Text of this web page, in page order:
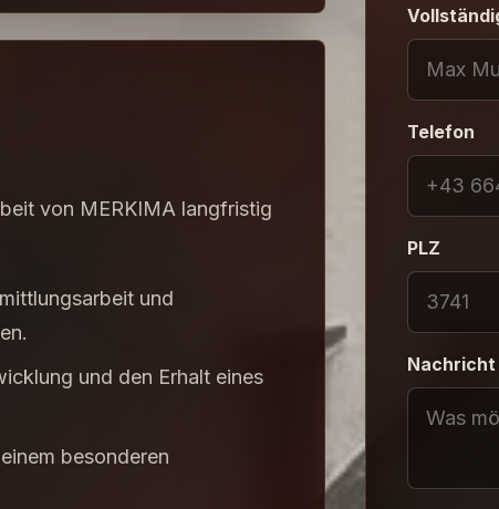
von MERKIMA langfristig
und
und den Erhalt eines
besonderen
Telefon
PLZ
Nachricht